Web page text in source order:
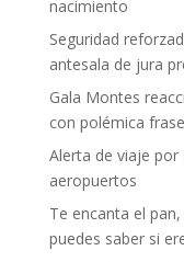
nacimiento
Seguridad
antesala de jura
Gala Montes
con polémica
Alerta de viaje
aeropuertos
Te encanta el
puedes saber si